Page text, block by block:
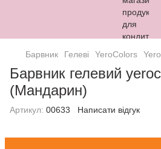
Барвник Гелеві YeroColors
Барвник гелевий
(Мандарин)
Артикул: 00633 Написати відгук